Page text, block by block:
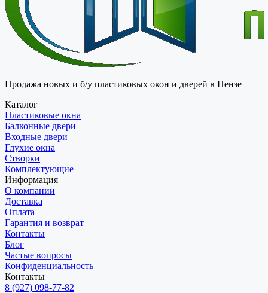
Продажа новых и б/у пластиковых окон и дверей в Пензе
Каталог
Пластиковые окна
Балконные двери
Входные двери
Глухие окна
Створки
Комплектующие
Информация
О компании
Доставка
Оплата
Гарантия и возврат
Контакты
Блог
Частые вопросы
Конфиденциальность
Контакты
8 (927) 098-77-82